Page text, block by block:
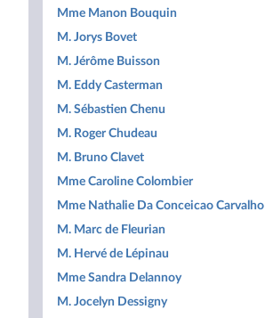
Mme Manon Bouquin
M. Jorys Bovet
M. Jérôme Buisson
M. Eddy Casterman
M. Sébastien Chenu
M. Roger Chudeau
M. Bruno Clavet
Mme Caroline Colombier
Mme Nathalie Da Conceicao Carvalho
M. Marc de Fleurian
M. Hervé de Lépinau
Mme Sandra Delannoy
M. Jocelyn Dessigny